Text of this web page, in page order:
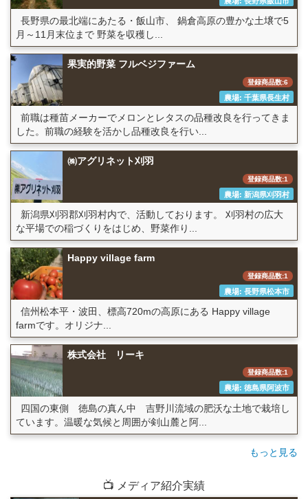
長野県の最北端にあたる・飯山市、 鍋倉高原の豊かな土壌で5
月～11月末位まで 野菜を収穫し...
果実的野菜 フルベジファーム
登録商品数:6
農場: 千葉県長生村
前職は種苗メーカーでメロンとレタスの品種改良を行ってきま
した。前職の経験を活かし品種改良を行い...
㈱アグリネット刈羽
登録商品数:1
農場: 新潟県刈羽村
新潟県刈羽郡刈羽村内で、活動しております。 刈羽村の広大
な平場での稲づくりをはじめ、野菜作り...
Happy village farm
登録商品数:1
農場: 長野県松本市
信州松本平・波田、標高720mの高原にある Happy village
farmです。オリジナ...
株式会社 リーキ
登録商品数:1
農場: 徳島県阿波市
四国の東側 徳島の真ん中 吉野川流域の肥沃な土地で栽培し
ています。温暖な気候と周囲が剣山麓と阿...
もっと見る
📺 メディア紹介実績